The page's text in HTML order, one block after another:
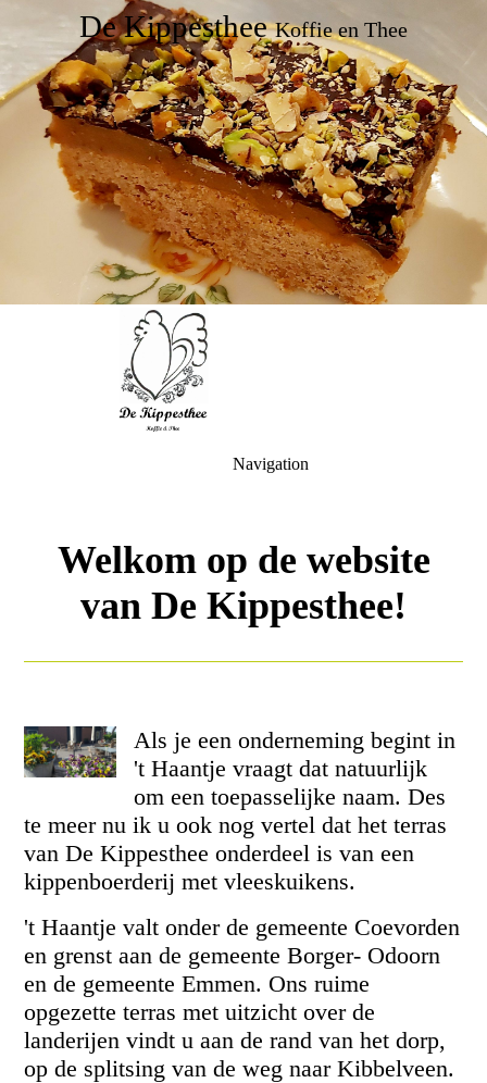
De Kippesthee Koffie en Thee
Navigation
Welkom op de website
van De Kippesthee!
Als je een onderneming begint in
't Haantje vraagt dat natuurlijk
om een toepasselijke naam. Des
te meer nu ik u ook nog vertel dat het terras
van De Kippesthee onderdeel is van een
kippenboerderij met vleeskuikens.
't Haantje valt onder de gemeente Coevorden
en grenst aan de gemeente Borger- Odoorn
en de gemeente Emmen. Ons ruime
opgezette terras met uitzicht over de
landerijen vindt u aan de rand van het dorp,
op de splitsing van de weg naar Kibbelveen.